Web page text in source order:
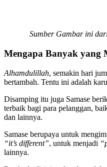
Sumber Gambar ini
Mengapa Banyak yang
Alhamdulillah, semakin hari
bertambah. Tentu ini adalah
Disamping itu juga Samase
terbaik bagi para pelanggan,
dan lainnya.
Samase berupaya untuk
“it’s different”, untuk menjadi
lainnya.